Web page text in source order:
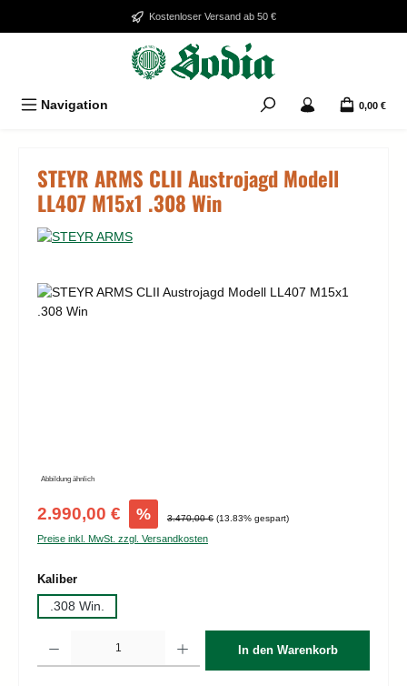
Zum Hauptinhalt springenKostenloser Versand ab 50 €
Navigation 0,00 €
STEYR ARMS CLII Austrojagd Modell
LL407 M15x1 .308 Win
Bildergalerie überspringen
Abbildung ähnlich
Verkaufspreis:
2.990,00 € % Regulärer Preis:
3.470,00 € (13.83% gespart)
Preise inkl. MwSt. zzgl. Versandkosten
Kaliberauswählen
.308 Win.
In den Warenkorb